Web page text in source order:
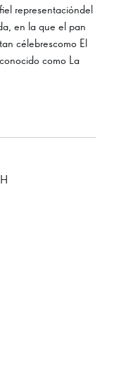
representacióndel
en la que el pan
célebrescomo El
como La